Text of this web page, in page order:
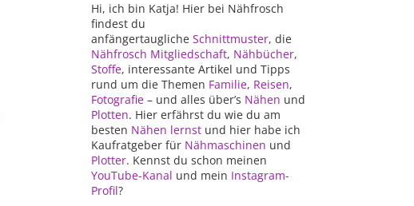
Hi, ich bin Katja! Hier bei Nähfrosch
findest du
anfängertauglicheSchnittmuster, die
Nähfrosch Mitgliedschaft, Nähbücher,
Stoffe, interessante Artikel und Tipps
rund um die Themen Familie, Reisen,
Fotografie – und alles über’s Nähen und
Plotten. Hier erfährst du wie du am
besten Nähen lernst und hier habe ich
Kaufratgeber für Nähmaschinen und
Plotter. Kennst du schon meinen
YouTube-Kanal und mein Instagram-
Profil?